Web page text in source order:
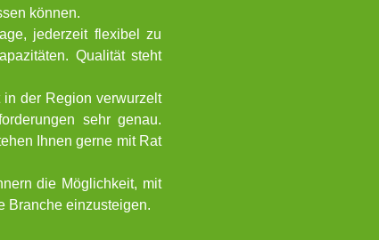
können.
jederzeit flexibel zu
Qualität steht
der Region verwurzelt
sehr genau.
Ihnen gerne mit Rat
die Möglichkeit, mit
Branche einzusteigen.